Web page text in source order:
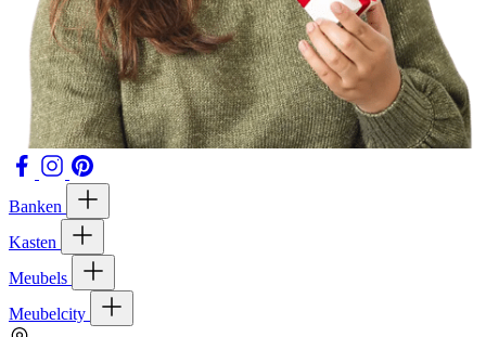
Banken
Kasten
Meubels
Meubelcity